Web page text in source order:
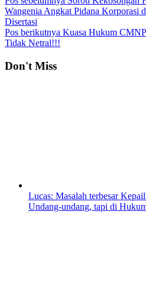
Wangenia Angkat Pidana Korporasi
Disertasi
Pos berikutnya Kuasa Hukum
Tidak Netral!!!
Don't Miss
Lucas: Masalah terbesar
Undang-undang, tapi di